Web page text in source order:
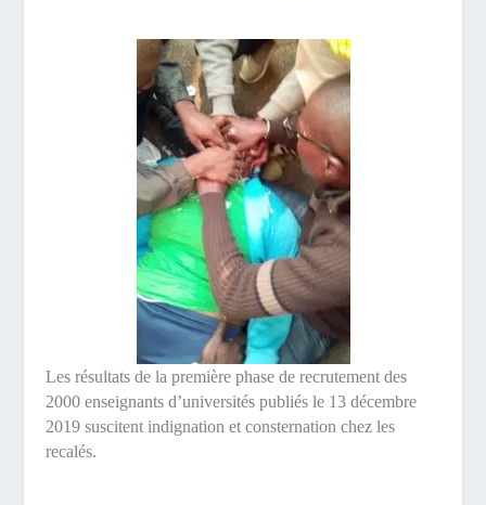
Les résultats de la première phase de recrutement des
2000 enseignants d’universités publiés le 13 décembre
2019 suscitent indignation et consternation chez les
recalés.